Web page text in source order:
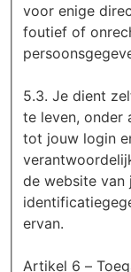
voor enige
foutief of
5.3. Je dient
te leven, onder
tot jouw login
de website van
ervan.
Artikel 6 –